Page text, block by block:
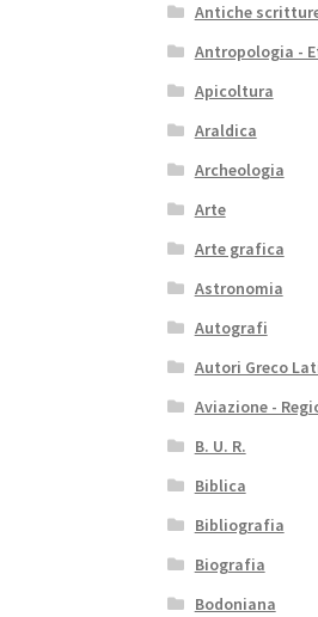
Antiche
Antropologia -
Apicoltura
Araldica
Archeologia
Arte
Arte grafica
Astronomia
Autografi
Autori Greco
Aviazione -
B. U. R.
Biblica
Bibliografia
Biografia
Bodoniana